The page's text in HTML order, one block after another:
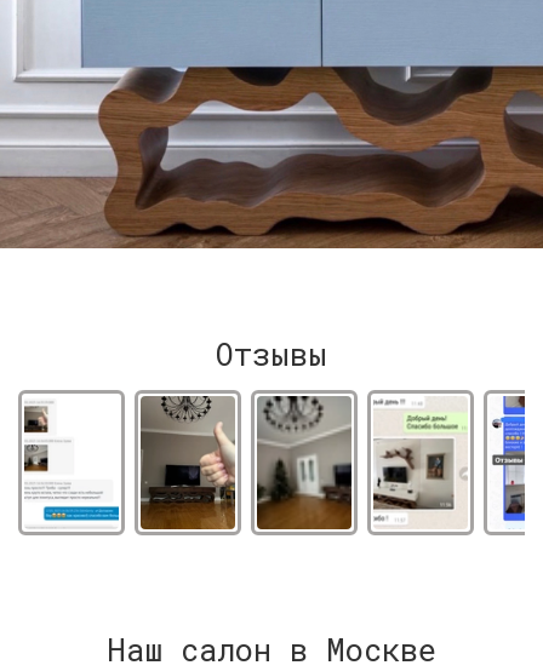
Отзывы
Наш салон в Москве